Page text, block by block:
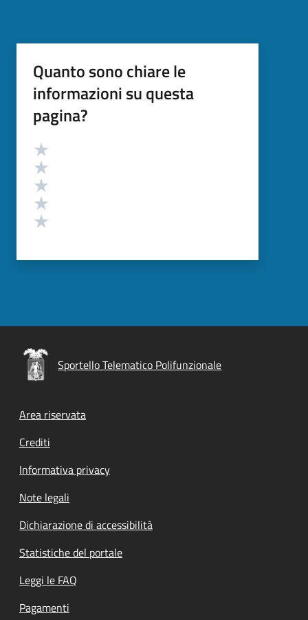
Quanto sono chiare le
informazioni su questa
pagina?
Valutazione
Sportello Telematico Polifunzionale
Footer menu
Area riservata
Crediti
Informativa privacy
Note legali
Dichiarazione di accessibilità
Statistiche del portale
Leggi le FAQ
Pagamenti